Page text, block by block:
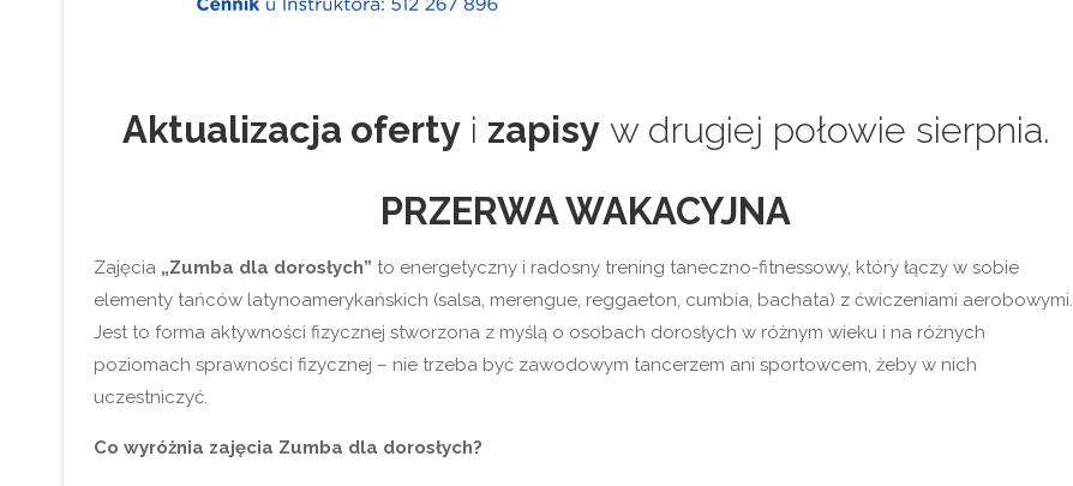
Aktualizacja ofertyi zapisyw drugiej połowie sierpnia.
PRZERWA WAKACYJNA
Zajęcia „Zumba dla dorosłych” to energetyczny i radosny trening taneczno-fitnessowy, który łączy w sobie
elementy tańców latynoamerykańskich (salsa, merengue, reggaeton, cumbia, bachata) z ćwiczeniami aerobowymi.
Jest to forma aktywności fizycznej stworzona z myślą o osobach dorosłych w różnym wieku i na różnych
poziomach sprawności fizycznej – nie trzeba być zawodowym tancerzem ani sportowcem, żeby w nich
uczestniczyć.
Co wyróżnia zajęcia Zumba dla dorosłych?